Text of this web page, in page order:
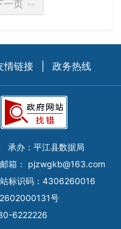
一页 >>
情链接 政务热线
承办：平江县数据局
箱： pjzwgkb@163.com
标识码：4306260016
号
6222226